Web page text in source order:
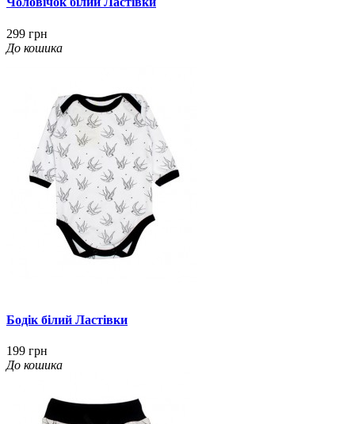
299 грн
До кошика
Бодік білий Ластівки
199 грн
До кошика